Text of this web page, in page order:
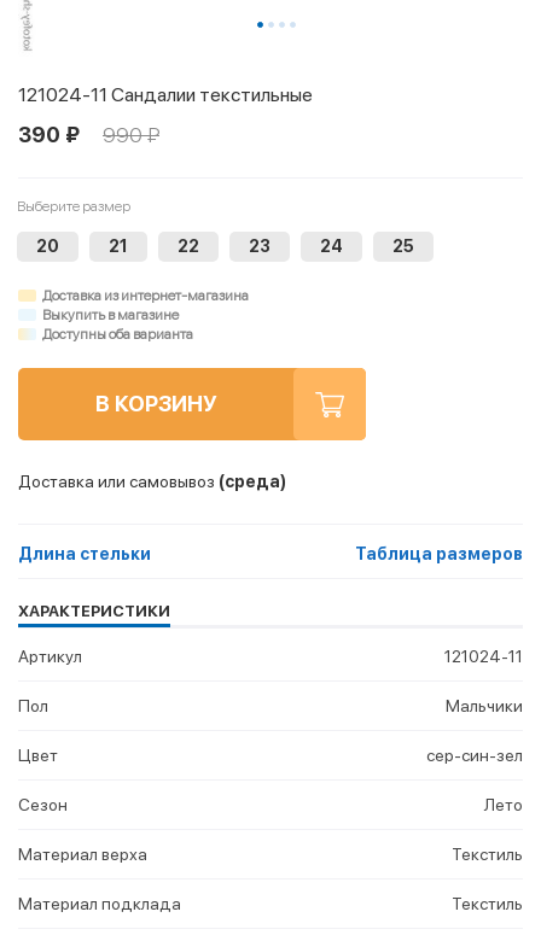
121024-11 Сандалии текстильные
390 ₽ 990 ₽
Выберите размер
20 21 22 23 24 25
Доставка из интернет-магазина
Выкупить в магазине
Доступны оба варианта
В КОРЗИНУ
Доставка или самовывоз (среда)
Длина стельки Таблица размеров
ХАРАКТЕРИСТИКИ
Артикул 121024-11
Пол Мальчики
Цвет сер-син-зел
Сезон Лето
Материал верха Текстиль
Материал подклада Текстиль